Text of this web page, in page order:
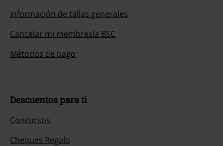
Información de tallas generales
Cancelar mi membresía BSC
Métodos de pago
Descuentos para ti
Concursos
Cheques Regalo